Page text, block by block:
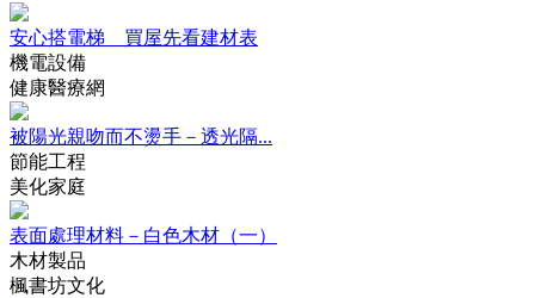
安心搭電梯 買屋先看建材表
機電設備
健康醫療網
被陽光親吻而不燙手－透光隔...
節能工程
美化家庭
表面處理材料－白色木材（一）
木材製品
楓書坊文化